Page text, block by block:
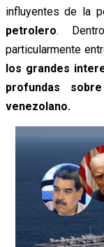
influyentes de la
petrolero.
particularmente
los grandes
profundas
venezolano.